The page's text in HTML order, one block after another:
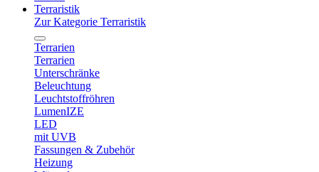
Terraristik
Zur Kategorie Terraristik
Terrarien
Terrarien
Unterschränke
Beleuchtung
Leuchtstoffröhren
LumenIZE
LED
mit UVB
Fassungen & Zubehör
Heizung